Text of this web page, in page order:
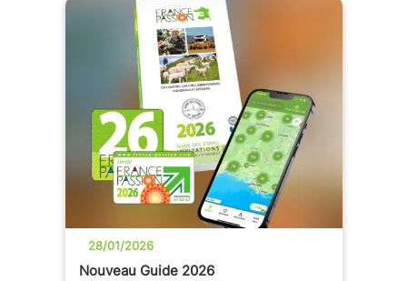
28/01/2026
Nouveau Guide 2026